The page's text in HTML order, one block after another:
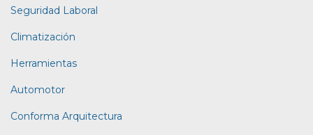
Seguridad Laboral
Climatización
Herramientas
Automotor
Conforma Arquitectura